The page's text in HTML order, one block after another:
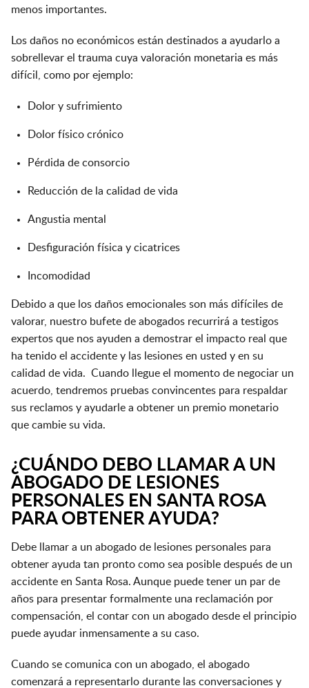
menos importantes.
Los daños no económicos están destinados a ayudarlo a
sobrellevar el trauma cuya valoración monetaria es más
difícil, como por ejemplo:
Dolor y sufrimiento
Dolor físico crónico
Pérdida de consorcio
Reducción de la calidad de vida
Angustia mental
Desfiguración física y cicatrices
Incomodidad
Debido a que los daños emocionales son más difíciles de
valorar, nuestro bufete de abogados recurrirá a testigos
expertos que nos ayuden a demostrar el impacto real que
ha tenido el accidente y las lesiones en usted y en su
calidad de vida. Cuando llegue el momento de negociar un
acuerdo, tendremos pruebas convincentes para respaldar
sus reclamos y ayudarle a obtener un premio monetario
que cambie su vida.
¿CUÁNDO DEBO LLAMAR A UN
ABOGADO DE LESIONES
PERSONALES EN SANTA ROSA
PARA OBTENER AYUDA?
Debe llamar a un abogado de lesiones personales para
obtener ayuda tan pronto como sea posible después de un
accidente en Santa Rosa. Aunque puede tener un par de
años para presentar formalmente una reclamación por
compensación, el contar con un abogado desde el principio
puede ayudar inmensamente a su caso.
Cuando se comunica con un abogado, el abogado
comenzará a representarlo durante las conversaciones y